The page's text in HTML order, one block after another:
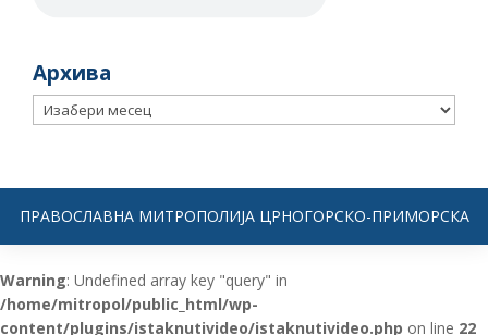
Архива
Архива
ПРАВОСЛАВНА МИТРОПОЛИЈА ЦРНОГОРСКО-ПРИМОРСКА
Warning: Undefined array key "query" in
/home/mitropol/public_html/wp-
content/plugins/istaknutivideo/istaknutivideo.php on line 22